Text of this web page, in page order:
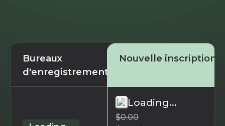
Bureaux
d'enregistrement
Nouvelle inscription
Loading...
$0.00